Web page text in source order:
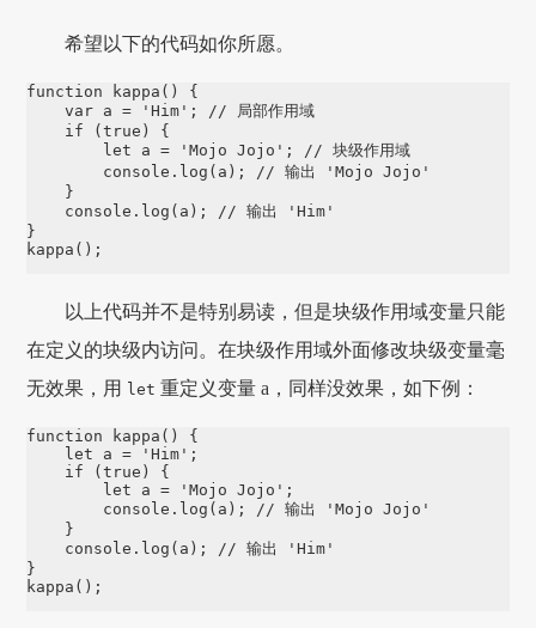
希望以下的代码如你所愿。
function kappa () {
var a = 'Him ' ; // 局部作用域
if (true ) {
let a = 'Mojo Jojo ' ; // 块级作用域
console . log (a); // 输出 'Mojo Jojo'
    }
console . log (a); // 输出 'Him'
kappa ();
以上代码并不是特别易读，但是块级作用域变量只能
在定义的块级内访问。在块级作用域外面修改块级变量毫
无效果，用
let 重定义变量 a，同样没效果，如下例：
function kappa () {
let a = 'Him ' ;
if (true ) {
let a = 'Mojo Jojo ' ;
console . log (a); // 输出 'Mojo Jojo'
    }
console . log (a); // 输出 'Him'
kappa ();